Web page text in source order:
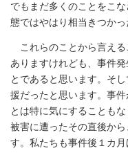
でもまだ多くのことをこ
態ではやはり相当きつかっ
これらのことから言える
ありますけれども、事件
とであると思います。そ
援だったと思います。事
とは特に気にすることも
被害に遭ったその直後か
す。私たちも事件後１カ